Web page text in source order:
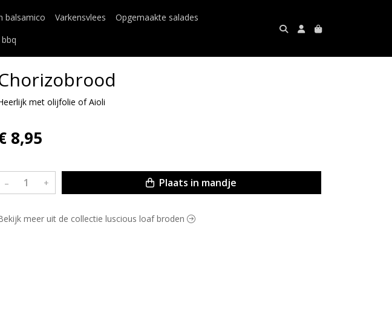
balsamico Varkensvlees
Opgemaakte salades
met olijfolie of Aioli
8,95
– + Plaats in mandje
meer uit de collectie luscious loaf broden